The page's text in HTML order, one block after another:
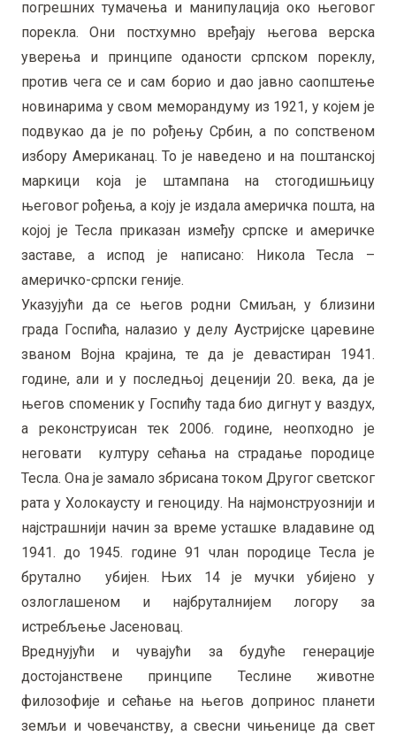
погрешних тумачења и манипулација око његовог
порекла. Они постхумно вређају његова верска
уверења и принципе оданости српском пореклу,
против чега се и сам борио и дао јавно саопштење
новинарима у свом меморандуму из 1921, у којем је
подвукао да је по рођењу Србин, а по сопственом
избору Американац. То је наведено и на поштанској
маркици која је штампана на стогодишњицу
његовог рођења, а коју је издала америчка пошта, на
којој је Тесла приказан између српске и америчке
заставе, а испод је написано: Никола Тесла –
америчко-српски геније.
Указујући да се његов родни Смиљан, у близини
града Госпића, налазио у делу Аустријске царевине
званом Војна крајина, те да је девастиран 1941.
године, али и у последњој деценији 20. века, да је
његов споменик у Госпићу тада био дигнут у ваздух,
а реконструисан тек 2006. године, неопходно је
неговати културу сећања на страдање породице
Тесла. Она је замало збрисана током Другог светског
рата у Холокаусту и геноциду. На најмонструознији и
најстрашнији начин за време усташке владавине од
1941. до 1945. године 91 члан породице Тесла је
брутално убијен. Њих 14 је мучки убијено у
озлоглашеном и најбруталнијем логору за
истребљење Јасеновац.
Вреднујући и чувајући за будуће генерације
достојанствене принципе Теслине животне
филозофије и сећање на његов допринос планети
земљи и човечанству, а свесни чињенице да свет